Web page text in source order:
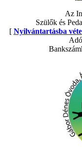
Az
Szülők és
[ Nyilvántartásba